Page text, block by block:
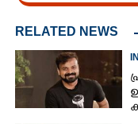
RELATED NEWS